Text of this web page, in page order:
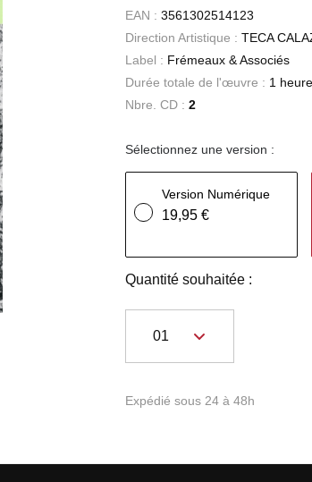
EAN : 3561302514123
Direction Artistique : TECA
Label : Frémeaux & Associés
Durée totale de l'œuvre : 1
Nbre. CD : 2
Sélectionnez une version :
Version Numérique
19,95 €
Quantité souhaitée :
Expédié sous 24 à 48h